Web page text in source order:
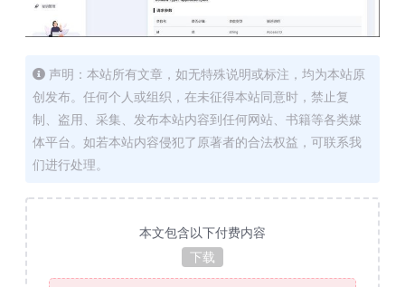
声明：本站所有文章，如无特殊说明或标注，均为本站原
创发布。任何个人或组织，在未征得本站同意时，禁止复
制、盗用、采集、发布本站内容到任何网站、书籍等各类媒
体平台。如若本站内容侵犯了原著者的合法权益，可联系我
们进行处理。
本文包含以下付费内容
下载